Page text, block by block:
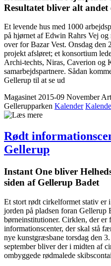
Resultatet bliver alt
Et levende hus med 1000
på hjørnet af Edwin Rahrs Vej og
over for Bazar Vest. Onsdag den
projekt afsløret; et konsortium
Archi-techts, Niras, Caverion og
samarbejdspartnere. Sådan
Gellerup til at se ud
Magasinet 2015-09 November
Gellerupparken Kalender
Rødt
Gellerup
Instant One bliver
siden af Gellerup Badet
Et stort rødt cirkelformet stativ er
jorden på pladsen foran Gellerup
børneinstitutioner. Cirklen, der er
informationscenter, der skal stå
nye kunstgræsbane torsdag den
september bliver der i midten af
ombyggede rødmalede